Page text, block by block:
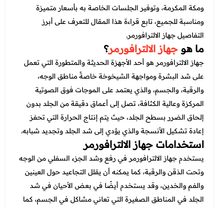
عروض العناية بالشعر
عروض الرجال
عروض جراحات التجميل
عروض قسم الطوارئ
عروض المختبر
عروض الاشعة
عروض الباطنة
عروض العظام
عروض الانف والاذن والحنجرة
عروض العلاج الطبيعي
ومكة المكرمة، وتوفير الجلسات الخاصة به بأسعار متميزة
ومناسبة للجميع، تابع قراءة هذا المقال للتعرف على أبرز
التفاصيل جهاز الالترافورمر.
ما هو جهاز الالترافورمر؟
جهاز الالترافورمر هو أحد الأجهزة الحديثة والمتطورة التي تعمل
على شد البشرة ومواجهة الشيخوخة خاصةً مناطق الوجه،
والرقبة، والجسم، والذي يعتمد على الموجات فوق الصوتية
المركزة وعالية الكثافة، تصل إلى أعماق دقيقة من الجلد بدون
إلحاق الضرر بسطح الجلد، حيث يتم إنتاج الحرارة التي تحفز
إعادة تشكيل الأنسجة والذي يؤدي إلى شد الجلد وتجديد شبابه.
استخدامات جهاز الالترافورمر
يستخدم جهاز الالترافورمر في رفع وشد الجزء السفلي من الوجه
وتحت الذقن والرقبة، كما يمكنه أن يقلل التجاعيد حول العينين
والفم والخدين، وقد يستخدم أيضًا في بعض الأحيان في شد
الجلد في المناطق الصغيرة التي تعاني مشاكل في الجسم، كما